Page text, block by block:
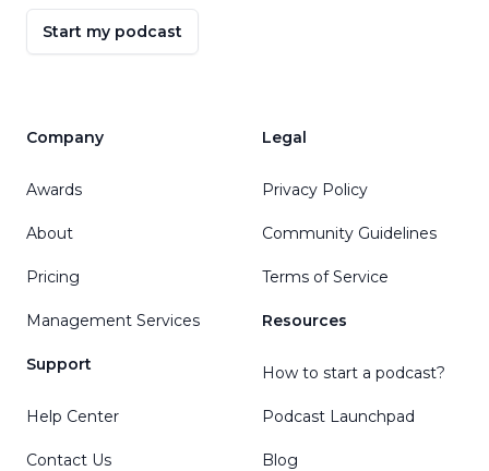
Start my podcast
Company
Awards
About
Pricing
Management Services
Support
Help Center
Contact Us
Legal
Privacy Policy
Community Guidelines
Terms of Service
Resources
How to start a podcast?
Podcast Launchpad
Blog